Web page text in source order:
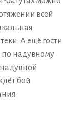
всей
А ещё гости
по надувному
бой